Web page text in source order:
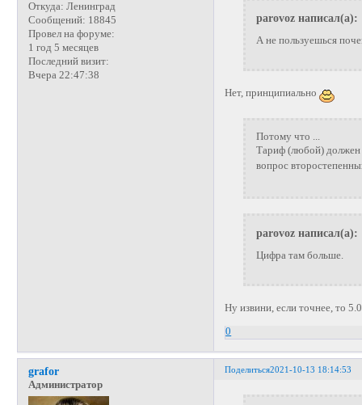
Откуда: Ленинград
Сообщений: 18845
Провел на форуме:
1 год 5 месяцев
Последний визит:
Вчера 22:47:38
parovoz написал(а):
А не пользуешься
Нет, принципиально
Потому что ...
Тариф (любой) должен
вопрос
parovoz написал(а):
Цифра там больше.
Ну извини, если точнее, то
0
Поделиться2021-10-13 18:14:53
grafor
Администратор